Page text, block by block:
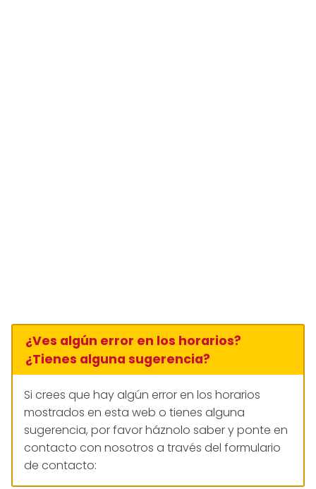
¿Ves algún error en los horarios?
¿Tienes alguna sugerencia?
Si crees que hay algún error en los horarios
mostrados en esta web o tienes alguna
sugerencia, por favor háznolo saber y ponte en
contacto con nosotros a través del formulario
de contacto: